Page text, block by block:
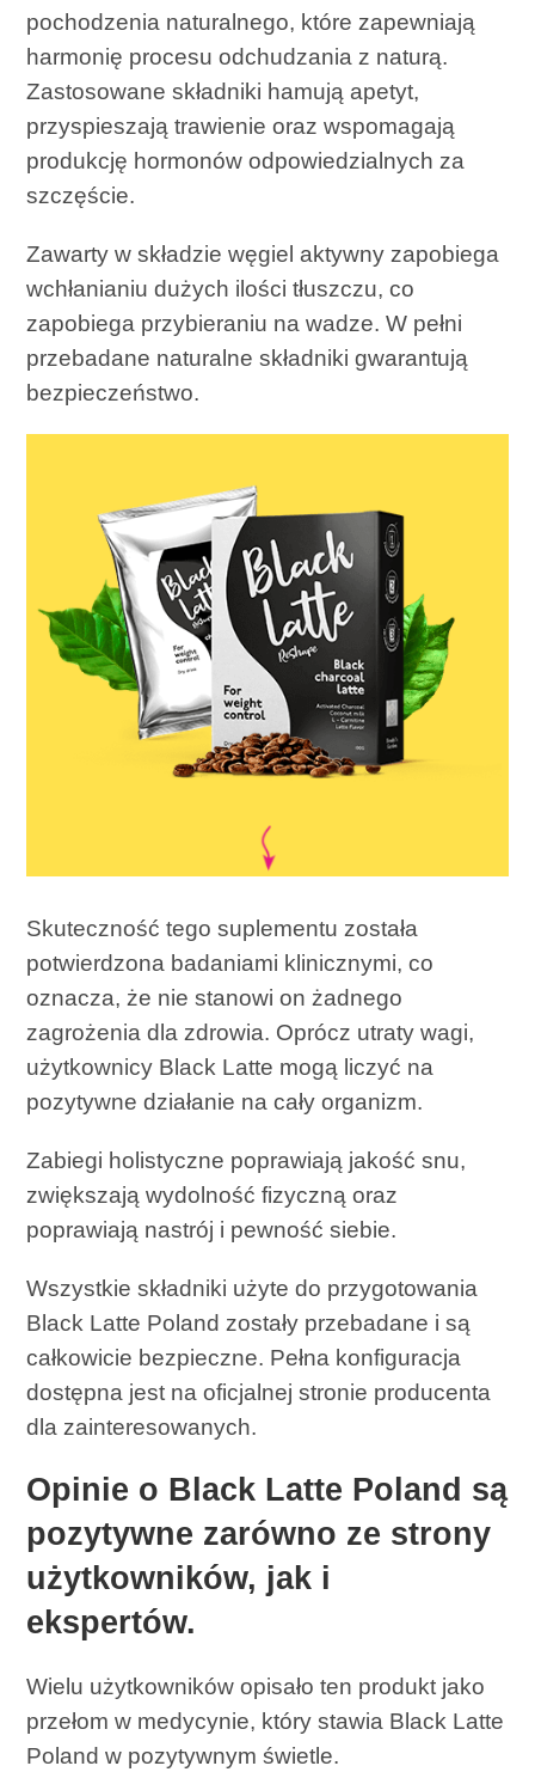
pochodzenia naturalnego, które zapewniają
harmonię procesu odchudzania z naturą.
Zastosowane składniki hamują apetyt,
przyspieszają trawienie oraz wspomagają
produkcję hormonów odpowiedzialnych za
szczęście.
Zawarty w składzie węgiel aktywny zapobiega
wchłanianiu dużych ilości tłuszczu, co
zapobiega przybieraniu na wadze. W pełni
przebadane naturalne składniki gwarantują
bezpieczeństwo.
Skuteczność tego suplementu została
potwierdzona badaniami klinicznymi, co
oznacza, że ​​nie stanowi on żadnego
zagrożenia dla zdrowia. Oprócz utraty wagi,
użytkownicy Black Latte mogą liczyć na
pozytywne działanie na cały organizm.
Zabiegi holistyczne poprawiają jakość snu,
zwiększają wydolność fizyczną oraz
poprawiają nastrój i pewność siebie.
Wszystkie składniki użyte do przygotowania
Black Latte Poland zostały przebadane i są
całkowicie bezpieczne. Pełna konfiguracja
dostępna jest na oficjalnej stronie producenta
dla zainteresowanych.
Opinie o Black Latte Poland są
pozytywne zarówno ze strony
użytkowników, jak i
ekspertów.
Wielu użytkowników opisało ten produkt jako
przełom w medycynie, który stawia Black Latte
Poland w pozytywnym świetle.